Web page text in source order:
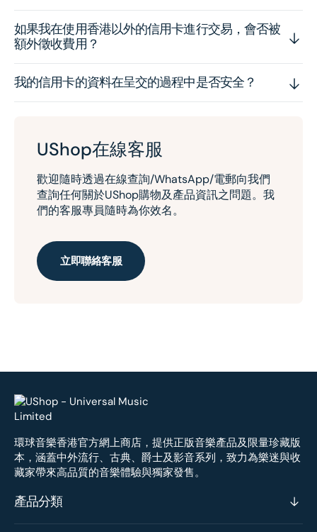
如果我在使用香港以外的信用卡進行交易，會否被
額外徵收費用？
我的信用卡的資料在呈交的過程中是否安全？
UShop在線客服
歡迎隨時透過在線查詢/WhatsApp/電郵向我們
查詢任何關於UShop購物及產品資訊之問題。我
們的客服專員隨時為你效名。
立即聯絡客服
環球音樂香港官方網上商店，提供正版音樂產品及限量珍藏版
本，涵蓋中外流行、古典、爵士及影音系列，致力為樂迷與收
藏家帶來高品質的音樂體驗與獨家發售。
產品分類